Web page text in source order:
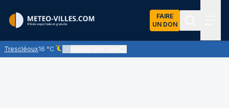
FAIRE
UN DON
Trescléoux16 °C
Ciel dégagé - quasiment pas de nuages